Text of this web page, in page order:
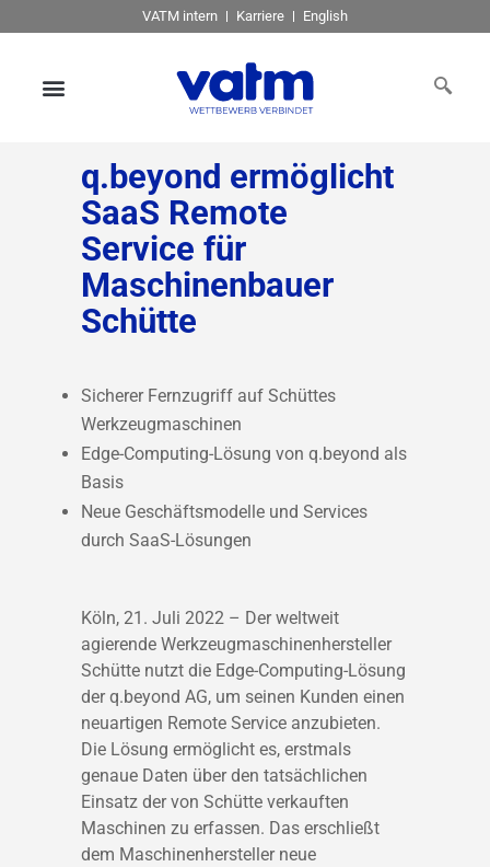
VATM intern Karriere English
q.beyond ermöglicht
SaaS Remote
Service für
Maschinenbauer
Schütte
Sicherer Fernzugriff auf Schüttes
Werkzeugmaschinen
Edge-Computing-Lösung von q.beyond als
Basis
Neue Geschäftsmodelle und Services
durch SaaS-Lösungen
Köln, 21. Juli 2022 – Der weltweit
agierende Werkzeugmaschinenhersteller
Schütte nutzt die Edge-Computing-Lösung
der q.beyond AG, um seinen Kunden einen
neuartigen Remote Service anzubieten.
Die Lösung ermöglicht es, erstmals
genaue Daten über den tatsächlichen
Einsatz der von Schütte verkauften
Maschinen zu erfassen. Das erschließt
dem Maschinenhersteller neue